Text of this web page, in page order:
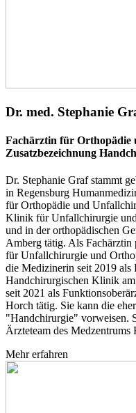
Dr. med. Stephanie
Fachärztin für Orthopädie
Zusatzbezeichnung
Dr. Stephanie Graf stammt
in Regensburg
für Orthopädie und
Klinik für Unfallchirurgie
und in der orthopädischen
Amberg tätig. Als
für Unfallchirurgie und
die Medizinerin seit 2019 als
Handchirurgischen Klinik
seit 2021 als
Horch tätig. Sie kann die
"Handchirurgie" vorweisen.
Ärzteteam des Medzentrums
Mehr erfahren